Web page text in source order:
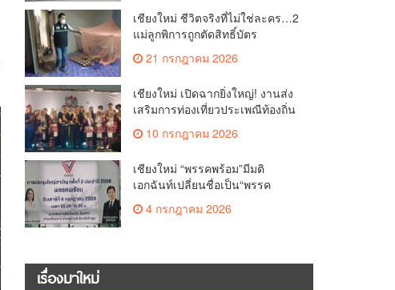
เชียงใหม่ ชีวิตจริงที่ไม่ใช่ละคร…2
แม่ลูกพิการถูกตัดสิทธิ์บัตร
สวัสดิการฯ วอนรัฐทบทวนเกณฑ์
ช่วยคนจน(คลิป)
21 กรกฎาคม 2026
เชียงใหม่ เปิดฉากยิ่งใหญ่! งานส่ง
เสริมการท่องเที่ยวประเพณีท้องถิ่น
วิถีชาติพันธุ์ล้านนา(คลิป)
10 กรกฎาคม 2026
เชียงใหม่ “พรรคพร้อม”มีมติ
เอกฉันท์เปลี่ยนชื่อเป็น“พรรค
ศรัทธา”ดึง“มาร์ค พิตบูล”นำทัพ
กรรมการบริหารชุดใหม่(คลิป)
4 กรกฎาคม 2026
เรื่องมาใหม่